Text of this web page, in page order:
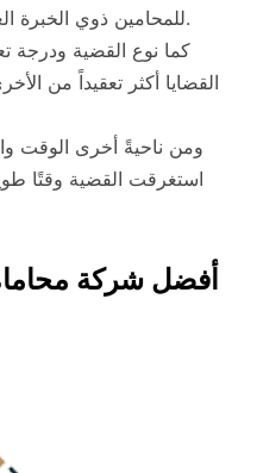
للمحامين ذوي الخبرة العالية طلب أتعاب أعلى.
كما نوع القضية ودرجة
القضايا أكثر تعقيداً من
ومن ناحيةً أخرى الوقت
استغرقت القضية وقتًا
أفضل شركة